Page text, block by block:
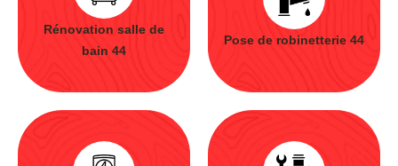
Rénovation salle de
bain 44
Pose de robinetterie 44